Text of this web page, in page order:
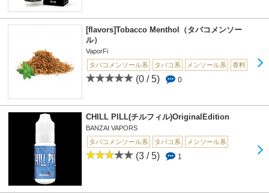
[flavors]Tobacco Menthol（タバコメンソー
ル）
VaporFi
タバコメンソール系
タバコ系 メンソール系 香料
(0 / 5) 0
CHILL PILL(チルフィル)OriginalEdition
BANZAI VAPORS
タバコメンソール系
タバコ系 メンソール系
(3 / 5) 1